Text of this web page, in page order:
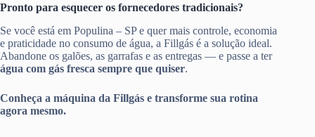
Pronto para esquecer os fornecedores tradicionais?
Se você está em Populina – SP e quer mais controle, economia
e praticidade no consumo de água, a Fillgás é a solução ideal.
Abandone os galões, as garrafas e as entregas — e passe a ter
água com gás fresca sempre que quiser.
Conheça a máquina da Fillgás e transforme sua rotina
agora mesmo.